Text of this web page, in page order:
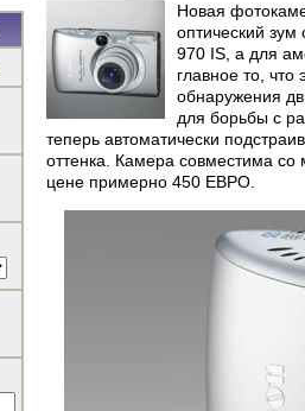
Новая
оптический
970 IS, а для
главное то,
обнаружения
для борьбы с
теперь автоматически
оттенка. Камера совместима
цене примерно 450 ЕВРО.